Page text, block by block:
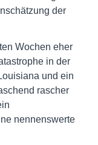
der
Wochen eher
in der
und ein
rascher
nennenswerte